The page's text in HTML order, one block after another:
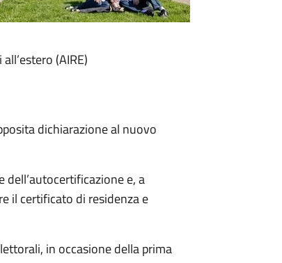
(AIRE)
dichiarazione al nuovo
e, a
il certificato di residenza e
in occasione della prima